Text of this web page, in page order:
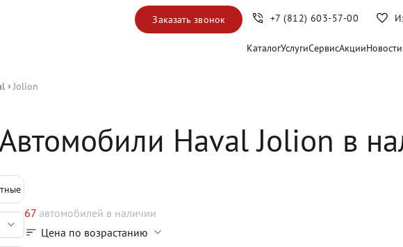
КаталогУслугиСервисАкцииНовости
Заказать звонок +7 (812) 603-57-00
Jolion
Haval Jolion в
67 автомобилей в наличии
Цена по возрастанию